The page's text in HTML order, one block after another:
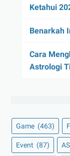
Ketahui
Benarkah
Cara
Astrologi
Game (463)
Event (87)